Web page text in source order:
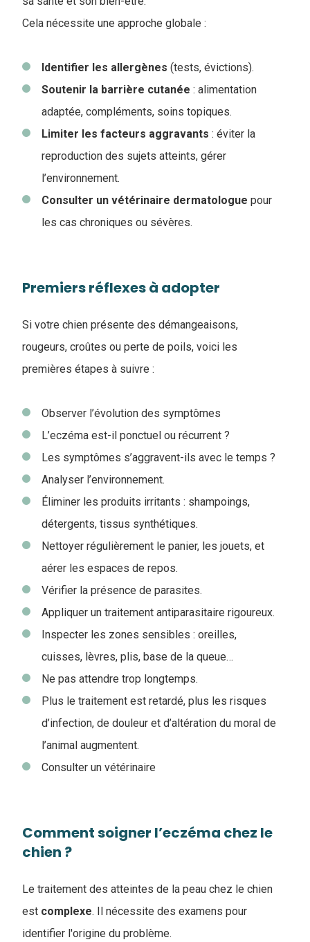
Cela nécessite une approche globale :
Identifier les allergènes (tests, évictions).
Soutenir la barrière cutanée : alimentation
adaptée, compléments, soins topiques.
Limiter les facteurs aggravants : éviter la
reproduction des sujets atteints, gérer
l’environnement.
Consulter un vétérinaire dermatologue pour
les cas chroniques ou sévères.
Premiers réflexes à adopter
Si votre chien présente des démangeaisons,
rougeurs, croûtes ou perte de poils, voici les
premières étapes à suivre :
Observer l’évolution des symptômes
L’eczéma est-il ponctuel ou récurrent ?
Les symptômes s’aggravent-ils avec le temps ?
Analyser l’environnement.
Éliminer les produits irritants : shampoings,
détergents, tissus synthétiques.
Nettoyer régulièrement le panier, les jouets, et
aérer les espaces de repos.
Vérifier la présence de parasites.
Appliquer un traitement antiparasitaire rigoureux.
Inspecter les zones sensibles : oreilles,
cuisses, lèvres, plis, base de la queue…
Ne pas attendre trop longtemps.
Plus le traitement est retardé, plus les risques
d’infection, de douleur et d’altération du moral de
l’animal augmentent.
Consulter un vétérinaire
Comment soigner l’eczéma chez le
chien ?
Le traitement des atteintes de la peau chez le chien
est complexe. Il nécessite des examens pour
identifier l'origine du problème.